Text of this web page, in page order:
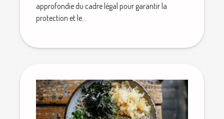
approfondie du cadre légal pour garantir la
protection et le...